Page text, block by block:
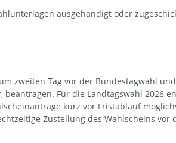
ausgehändigt oder
zweiten Tag vor der Bundestagwahl
Für die Landtagswahl 2026
kurz vor Fristablauf
Zustellung des Wahlscheins vor